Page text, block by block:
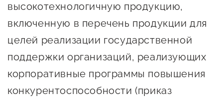
Поддержка экспортеров
Финансовая поддержка
Меры поддержки в условиях
давления
высокотехнологичную продукцию,
включенную в перечень продукции для
целей реализации государственной
поддержки организаций, реализующих
корпоративные программы повышения
конкурентоспособности (приказ